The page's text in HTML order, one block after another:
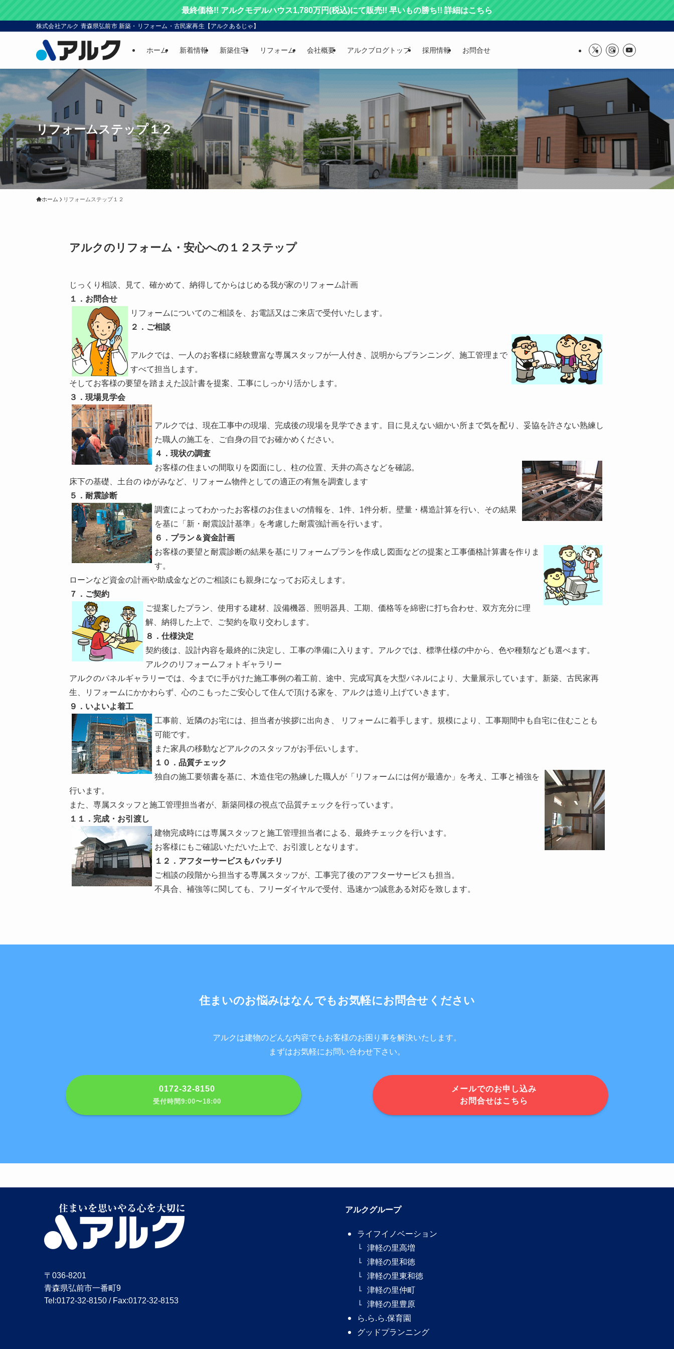
最終価格!! アルクモデルハウス1,780万円(税込)にて販売!! 早いもの勝ち!! 詳細はこちら
株式会社アルク 青森県弘前市 新築・リフォーム・古民家再生【アルクあるじゃ】
ホーム 新着情報 新築住宅 リフォーム 会社概要 アルクブログトップ 採用情報 お問合せ
リフォームステップ１２
ホーム リフォームステップ１２
アルクのリフォーム・安心への１２ステップ
じっくり相談、見て、確かめて、納得してからはじめる我が家のリフォーム計画
１．お問合せ
リフォームについてのご相談を、お電話又はご来店で受付いたします。
２．ご相談
アルクでは、一人のお客様に経験豊富な専属スタッフが一人付き、説明からプランニング、施工管理まで
すべて担当します。
そしてお客様の要望を踏まえた設計書を提案、工事にしっかり活かします。
３．現場見学会
アルクでは、現在工事中の現場、完成後の現場を見学できます。目に見えない細かい所まで気を配り、妥協を許さない熟練し
た職人の施工を、ご自身の目でお確かめください。
４．現状の調査
お客様の住まいの間取りを図面にし、柱の位置、天井の高さなどを確認。
床下の基礎、土台の ゆがみなど、リフォーム物件としての適正の有無を調査します
５．耐震診断
調査によってわかったお客様のお住まいの情報を、1件、1件分析。壁量・構造計算を行い、その結果
を基に「新・耐震設計基準」を考慮した耐震強計画を行います。
６．プラン＆資金計画
お客様の要望と耐震診断の結果を基にリフォームプランを作成し図面などの提案と工事価格計算書を作りま
す。
ローンなど資金の計画や助成金などのご相談にも親身になってお応えします。
７．ご契約
ご提案したプラン、使用する建材、設備機器、照明器具、工期、価格等を綿密に打ち合わせ、双方充分に理
解、納得した上で、ご契約を取り交わします。
８．仕様決定
契約後は、設計内容を最終的に決定し、工事の準備に入ります。アルクでは、標準仕様の中から、色や種類なども選べます。
アルクのリフォームフォトギャラリー
アルクのパネルギャラリーでは、今までに手がけた施工事例の着工前、途中、完成写真を大型パネルにより、大量展示しています。新築、古民家再
生、リフォームにかかわらず、心のこもったご安心して住んで頂ける家を、アルクは造り上げていきます。
９．いよいよ着工
工事前、近隣のお宅には、担当者が挨拶に出向き、 リフォームに着手します。規模により、工事期間中も自宅に住むことも
可能です。
また家具の移動などアルクのスタッフがお手伝いします。
１０．品質チェック
独自の施工要領書を基に、木造住宅の熟練した職人が「リフォームには何が最適か」を考え、工事と補強を
行います。
また、専属スタッフと施工管理担当者が、新築同様の視点で品質チェックを行っています。
１１．完成・お引渡し
建物完成時には専属スタッフと施工管理担当者による、最終チェックを行います。
お客様にもご確認いただいた上で、お引渡しとなります。
１２．アフターサービスもバッチリ
ご相談の段階から担当する専属スタッフが、工事完了後のアフターサービスも担当。
不具合、補強等に関しても、フリーダイヤルで受付、迅速かつ誠意ある対応を致します。
住まいのお悩みはなんでもお気軽にお問合せください
アルクは建物のどんな内容でもお客様のお困り事を解決いたします。
まずはお気軽にお問い合わせ下さい。
0172-32-8150
受付時間9:00〜18:00
メールでのお申し込み
お問合せはこちら
〒036-8201
青森県弘前市一番町9
Tel:0172-32-8150 / Fax:0172-32-8153
アルクグループ
ライフイノベーション
津軽の里高増
津軽の里和徳
津軽の里東和徳
津軽の里仲町
津軽の里豊原
ら.ら.ら.保育園
グッドプランニング